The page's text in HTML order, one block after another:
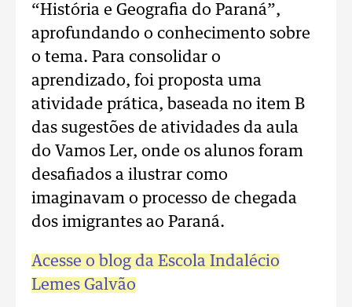
“História e Geografia do Paraná”,
aprofundando o conhecimento sobre
o tema. Para consolidar o
aprendizado, foi proposta uma
atividade prática, baseada no item B
das sugestões de atividades da aula
do Vamos Ler, onde os alunos foram
desafiados a ilustrar como
imaginavam o processo de chegada
dos imigrantes ao Paraná.
Acesse o blog da Escola Indalécio
Lemes Galvão